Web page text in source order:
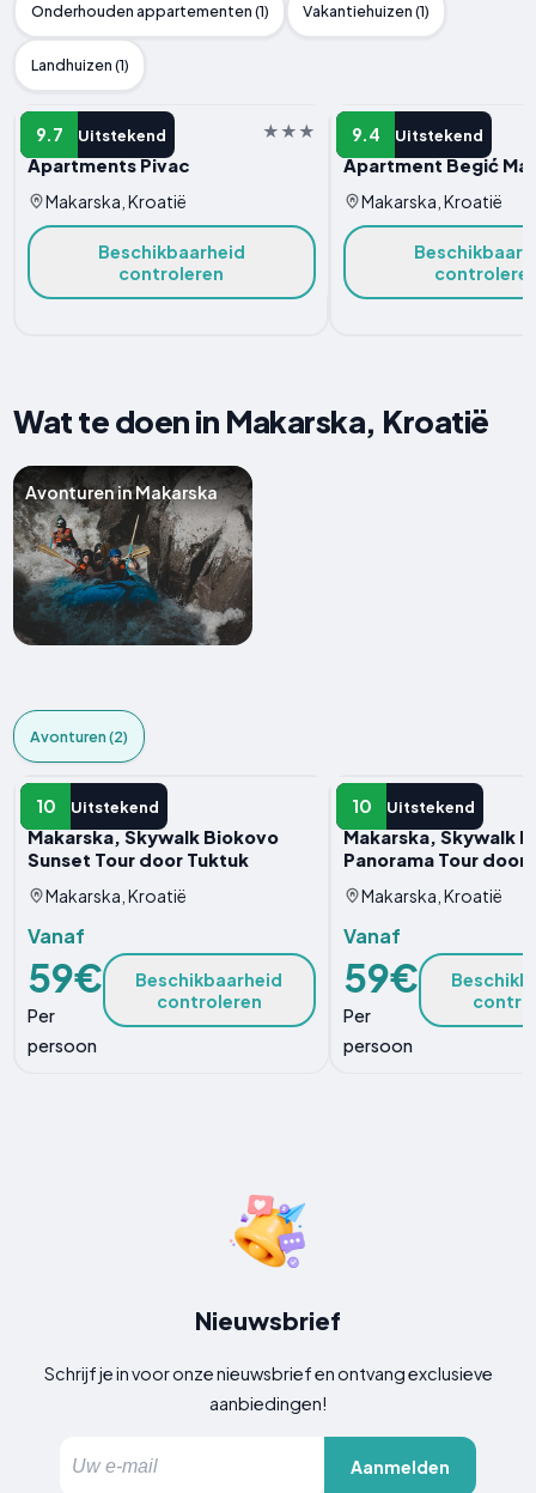
Onderhouden appartementen (1) Vakantiehuizen (1)
Landhuizen (1)
9.7 Uitstekend
APPARTEMENT
Apartments Pivac
Makarska, Kroatië
Beschikbaarheid
controleren
9.4 Uitstekend
APPARTEMENT
Apartment Begić
Makarska, Kroatië
Wat te doen in Makarska, Kroatië
Avonturen in Makarska
Avonturen (2)
10 Uitstekend
AVONTUUR
Makarska, Skywalk Biokovo
Sunset Tour door Tuktuk
Makarska, Kroatië
Vanaf
59€
Per
persoon
Beschikbaarheid
controleren
10 Uitstekend
AVONTUUR
Makarska, Skywalk
Panorama Tour door
Makarska, Kroatië
Vanaf
59€
Per
persoon
Nieuwsbrief
Schrijf je in voor onze nieuwsbrief en ontvang exclusieve
aanbiedingen!
Aanmelden